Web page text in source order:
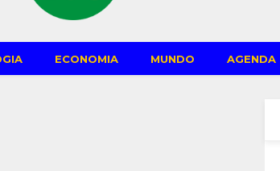
ECONOMIA MUNDO AGENDA